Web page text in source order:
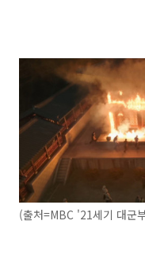
(출처=MBC '21세기 대군